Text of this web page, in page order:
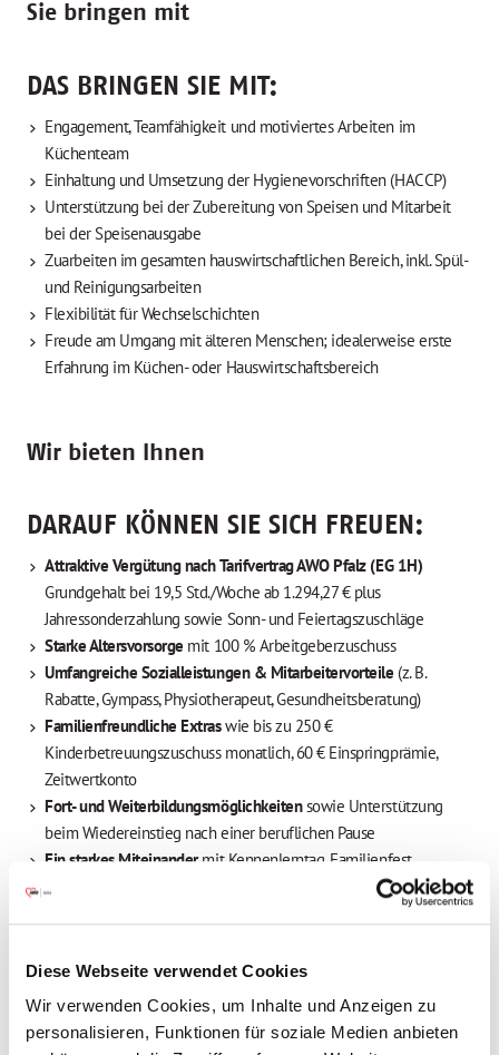
Diese Webseite verwendet Cookies
Wir verwenden Cookies, um Inhalte und Anzeigen zu
personalisieren, Funktionen für soziale Medien anbieten
Sie bringen mit
DAS BRINGEN SIE MIT:
Engagement, Teamfähigkeit und motiviertes Arbeiten im
Küchenteam
Einhaltung und Umsetzung der Hygienevorschriften (HACCP)
Unterstützung bei der Zubereitung von Speisen und Mitarbeit
bei der Speisenausgabe
Zuarbeiten im gesamten hauswirtschaftlichen Bereich, inkl. Spül-
und Reinigungsarbeiten
Flexibilität für Wechselschichten
Freude am Umgang mit älteren Menschen; idealerweise erste
Erfahrung im Küchen- oder Hauswirtschaftsbereich
Wir bieten Ihnen
DARAUF KÖNNEN SIE SICH FREUEN:
Attraktive Vergütung nach Tarifvertrag AWO Pfalz (EG 1H)
Grundgehalt bei 19,5 Std./Woche ab 1.294,27 € plus
Jahressonderzahlung sowie Sonn- und Feiertagszuschläge
Starke Altersvorsorge mit 100 % Arbeitgeberzuschuss
Umfangreiche Sozialleistungen & Mitarbeitervorteile (z. B.
Rabatte, Gympass, Physiotherapeut, Gesundheitsberatung)
Familienfreundliche Extraswie bis zu 250 €
Kinderbetreuungszuschuss monatlich, 60 € Einspringprämie,
Zeitwertkonto
Fort- und Weiterbildungsmöglichkeitensowie Unterstützung
beim Wiedereinstieg nach einer beruflichen Pause
Ein starkes Miteinandermit Kennenlerntag, Familienfest,
Jobticket, Jobrad und vielen weiteren Benefits
**HABEN WIR SIE ÜBERZEUGT? DANN...**Schicken Sie uns Ihre
Stelleninfos Einsatzort